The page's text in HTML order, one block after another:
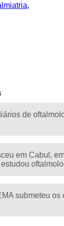
,
de
em Cabul,
submeteu